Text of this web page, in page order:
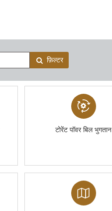
फ़िल्टर
टोरेंट पॉवर बिल भुगतान